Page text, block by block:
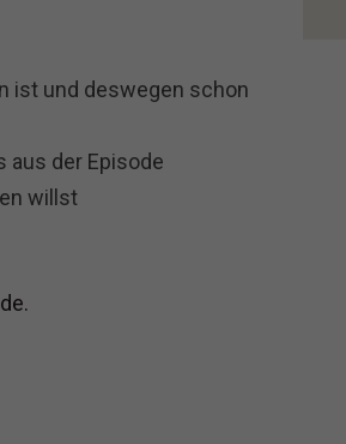
ist und deswegen schon
aus der Episode
willst